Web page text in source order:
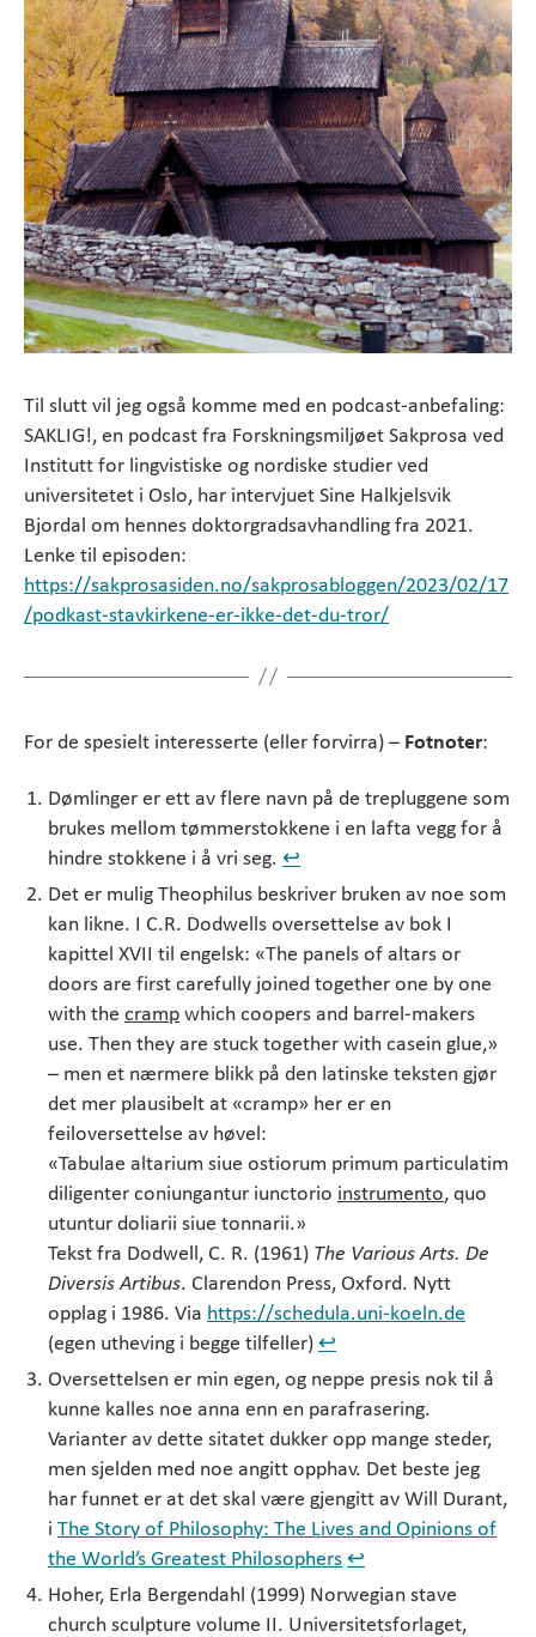
Til slutt vil jeg også komme med en podcast-anbefaling:
SAKLIG!, en podcast fra Forskningsmiljøet Sakprosa ved
Institutt for lingvistiske og nordiske studier ved
universitetet i Oslo, har intervjuet Sine Halkjelsvik
Bjordal om hennes doktorgradsavhandling fra 2021.
Lenke til episoden:
https://sakprosasiden.no/sakprosabloggen/2023/02/17
/podkast-stavkirkene-er-ikke-det-du-tror/
For de spesielt interesserte (eller forvirra) – Fotnoter:
Dømlinger er ett av flere navn på de trepluggene som
brukes mellom tømmerstokkene i en lafta vegg for å
hindre stokkene i å vri seg. ↩︎
Det er mulig Theophilus beskriver bruken av noe som
kan likne. I C.R. Dodwells oversettelse av bok I
kapittel XVII til engelsk: «The panels of altars or
doors are first carefully joined together one by one
with the cramp which coopers and barrel-makers
use. Then they are stuck together with casein glue,»
– men et nærmere blikk på den latinske teksten gjør
det mer plausibelt at «cramp» her er en
feiloversettelse av høvel:
«Tabulae altarium siue ostiorum primum particulatim
diligenter coniungantur iunctorio instrumento, quo
utuntur doliarii siue tonnarii.»
Tekst fra Dodwell, C. R. (1961) The Various Arts. De
Diversis Artibus. Clarendon Press, Oxford. Nytt
opplag i 1986. Via https://schedula.uni-koeln.de
(egen utheving i begge tilfeller) ↩︎
Oversettelsen er min egen, og neppe presis nok til å
kunne kalles noe anna enn en parafrasering.
Varianter av dette sitatet dukker opp mange steder,
men sjelden med noe angitt opphav. Det beste jeg
har funnet er at det skal være gjengitt av Will Durant,
i The Story of Philosophy: The Lives and Opinions of
the World’s Greatest Philosophers ↩︎
Hoher, Erla Bergendahl (1999) Norwegian stave
church sculpture volume II. Universitetsforlaget,